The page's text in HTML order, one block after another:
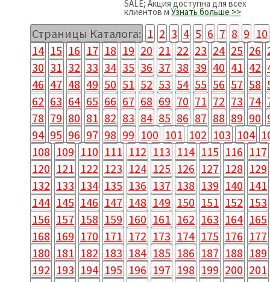
SALE; Акция доступна для всех
клиентов м Узнать больше >>
Страницы Каталога: 1 2 3 4 5 6 7 8 9 10
14 15 16 17 18 19 20 21 22 23 24 25 26
30 31 32 33 34 35 36 37 38 39 40 41 42
46 47 48 49 50 51 52 53 54 55 56 57 58
62 63 64 65 66 67 68 69 70 71 72 73 74
78 79 80 81 82 83 84 85 86 87 88 89 90
94 95 96 97 98 99 100 101 102 103 104
108 109 110 111 112 113 114 115 116 117
120 121 122 123 124 125 126 127 128 129
132 133 134 135 136 137 138 139 140 141
144 145 146 147 148 149 150 151 152 153
156 157 158 159 160 161 162 163 164 165
168 169 170 171 172 173 174 175 176 177
180 181 182 183 184 185 186 187 188 189
192 193 194 195 196 197 198 199 200 201